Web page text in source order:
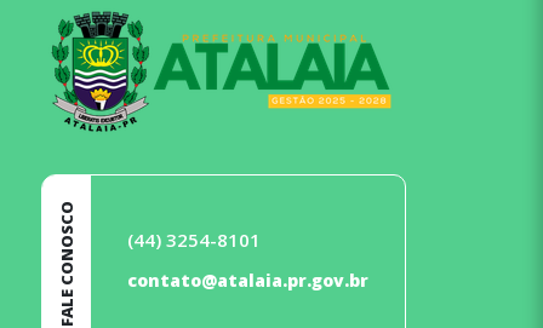
FALE CONOSCO (44) 3254-8101
contato@atalaia.pr.gov.br